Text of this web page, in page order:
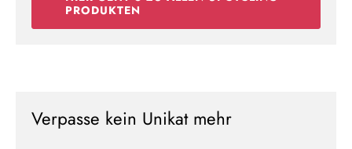
PRODUKTEN
Verpasse kein Unikat mehr